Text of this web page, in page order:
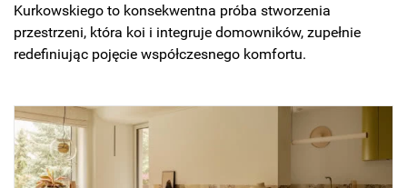
Kurkowskiego to konsekwentna próba stworzenia
przestrzeni, która koi i integruje domowników, zupełnie
redefiniując pojęcie współczesnego komfortu.